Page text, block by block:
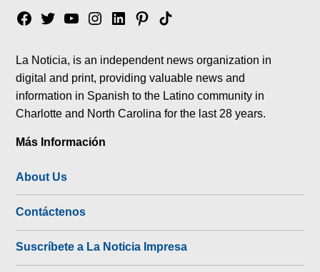
Facebook
TwitterYouTubeInstagram
LinkedinPinterest
Tik
La Noticia, is an independent news organization in
digital and print, providing valuable news and
information in Spanish to the Latino community in
Charlotte and North Carolina for the last 28 years.
Más Información
About Us
Contáctenos
Suscríbete a La Noticia Impresa